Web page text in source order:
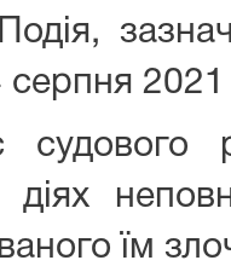
серпня
їм